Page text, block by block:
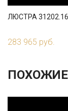
ЛЮСТРА
283 965 руб.